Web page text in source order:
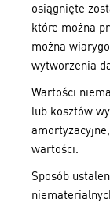
osiągnięte
które można
można
wytworzenia
Wartości
lub kosztów
wartości.
Sposób